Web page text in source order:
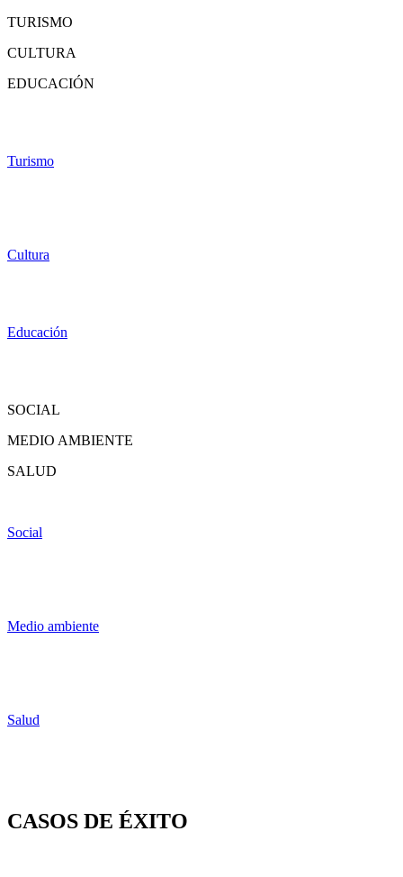
TURISMO
CULTURA
EDUCACIÓN
Turismo
Cultura
Educación
SOCIAL
MEDIO AMBIENTE
SALUD
Social
Medio ambiente
Salud
CASOS DE ÉXITO